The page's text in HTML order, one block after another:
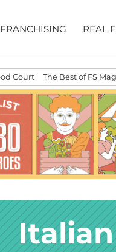
REAL
Court The Best of FS